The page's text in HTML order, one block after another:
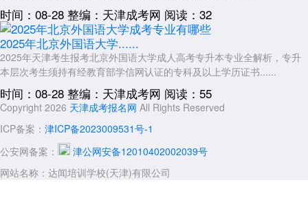
时间：08-28 整编：天津成考网 阅读：32
2025年北京外国语大学......
2025年天津考生报考北京外国语大学成人高考专升本专业全解析，专升
本层次考生须持有经教育部学信网认证的专科及以上学历证书......
时间：08-28 整编：天津成考网 阅读：55
Copyright 2026 天津成考报名网 All Rights Reserved
ICP备案： 津ICP备2023009531号-1
公安网备案：
津公网安备12010402002039号
网站名称：达闻培训学校(天津)有限公司